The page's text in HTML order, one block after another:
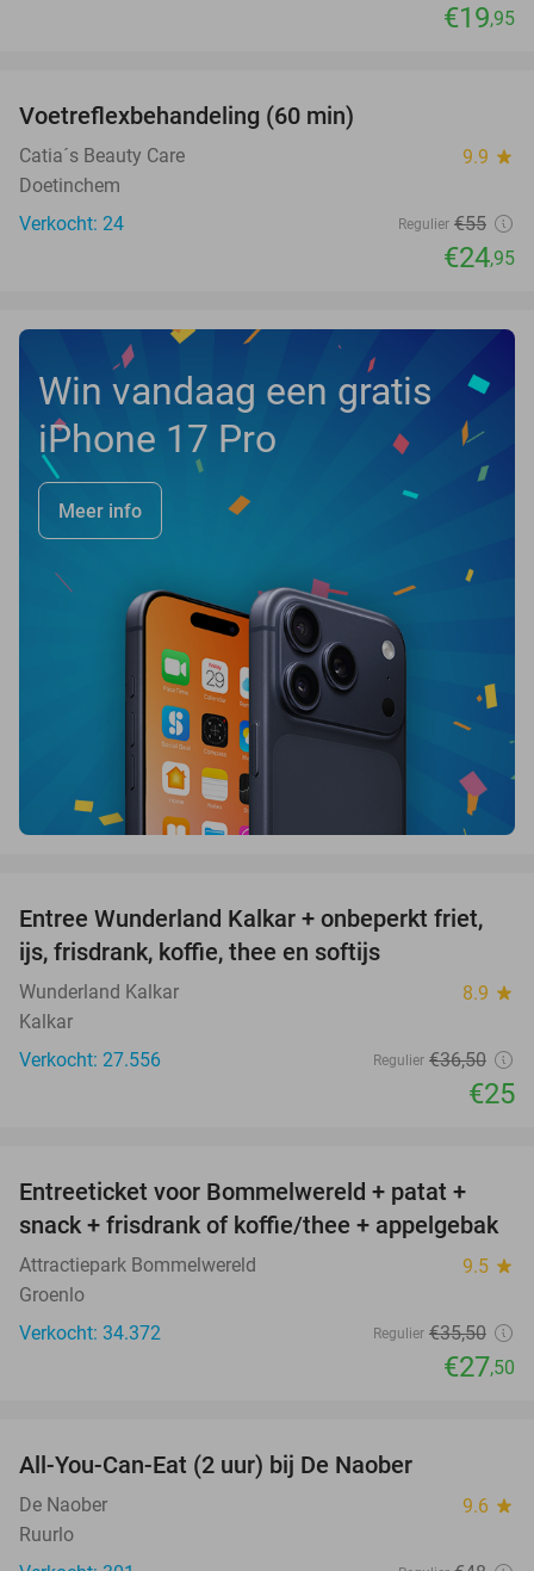
€19,95
Voetreflexbehandeling (60 min)
Catia´s Beauty Care 9.9 star
Doetinchem
Verkocht: 24
Regulier €55
€24,95
Win vandaag een gratis
iPhone 17 Pro
Meer info
32%
Entree Wunderland Kalkar + onbeperkt friet,
ijs, frisdrank, koffie, thee en softijs
Wunderland Kalkar 8.9 star
Kalkar
Verkocht: 27.556
Regulier €36,50
€25
23%
Entreeticket voor Bommelwereld + patat +
snack + frisdrank of koffie/thee + appelgebak
Attractiepark Bommelwereld 9.5 star
Groenlo
Verkocht: 34.372
Regulier €35,50
€27,50
All-You-Can-Eat (2 uur) bij De Naober
De Naober 9.6 star
Ruurlo